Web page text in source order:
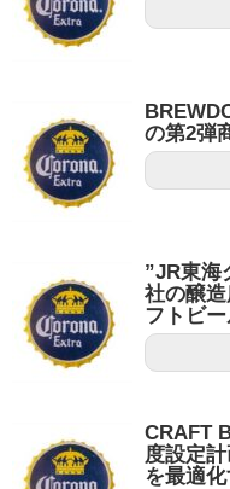
の第2弾
”JR東海
社の醸
フトビ
CRAFT
度設定
を最適